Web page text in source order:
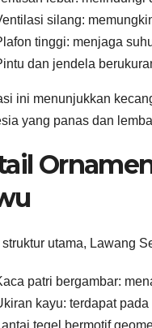
silang:
tinggi: menjaga
dan jendela
ini menunjukkan
yang panas dan
utama, Lawang
patri bergambar:
kayu: terdapat